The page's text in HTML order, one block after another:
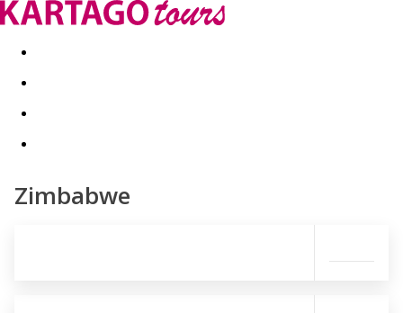
Last minute Dovolenkové kluby
Zimbabwe